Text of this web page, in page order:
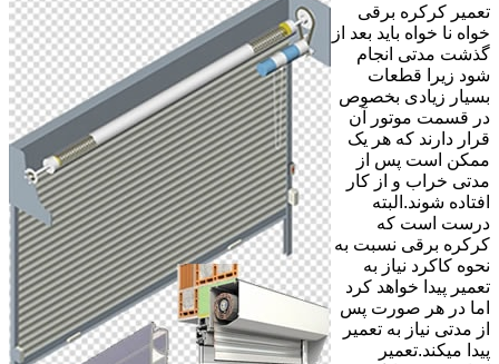
تعمیر کرکره برقی
خواه نا خواه باید بعد از
گذشت مدتی انجام
شود زیرا قطعات
بسیار زیادی بخصوص
در قسمت موتور آن
قرار دارند که هر یک
ممکن است پس از
مدتی خراب و از کار
افتاده شوند.البته
درست است که
کرکره برقی نسبت به
نحوه کاکرد نیاز به
تعمیر پیدا خواهد کرد
اما در هر صورت پس
از مدتی نیاز به تعمیر
پیدا میکند.تعمیر